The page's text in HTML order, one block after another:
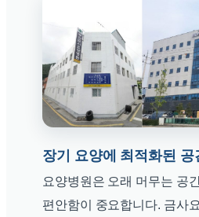
장기 요양에 최적화된 공
요양병원은 오래 머무는 공
편안함이 중요합니다. 금사